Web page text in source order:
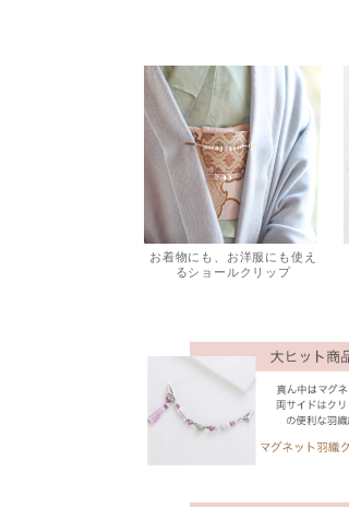
お着物にも、お洋服にも使え
るショールクリップ